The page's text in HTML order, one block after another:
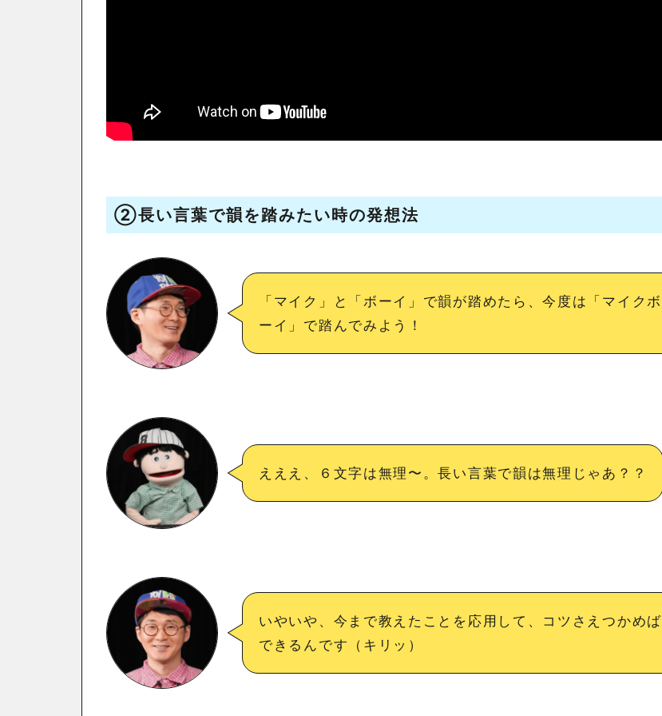
②長い言葉で韻を踏みたい時の発想法
「マイク」と「ボーイ」で韻が踏めたら、今度は「マイクボ
ーイ」で踏んでみよう！
えええ、６文字は無理〜。長い言葉で韻は無理じゃあ？？
いやいや、今まで教えたことを応用して、コツさえつかめば
できるんです（キリッ）